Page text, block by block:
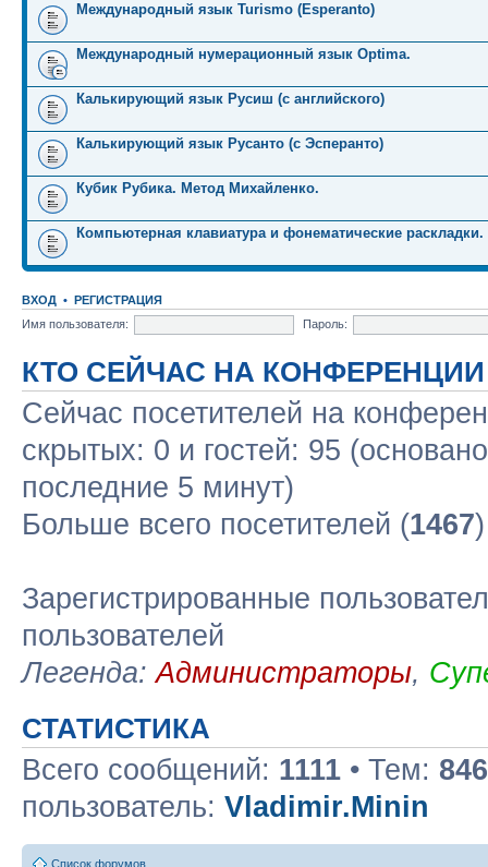
Международный язык Turismo (Esperanto)
Международный нумерационный язык Optima.
Калькирующий язык Русиш (с английского)
Калькирующий язык Русанто (с Эсперанто)
Кубик Рубика. Метод Михайленко.
Компьютерная клавиатура и фонематические раскладки.
ВХОД • РЕГИСТРАЦИЯ
Имя пользователя:
Пароль:
КТО СЕЙЧАС НА КОНФЕРЕНЦИИ
Сейчас посетителей на
скрытых: 0 и гостей: 95
последние 5 минут)
Больше всего посетителей (1467
Зарегистрированные
пользователей
Легенда:Администраторы,
СТАТИСТИКА
Всего сообщений: 1111 • Тем: 846
пользователь: Vladimir.Minin
Список форумов